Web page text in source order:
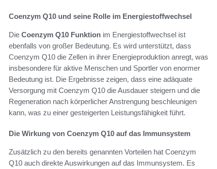
Coenzym Q10 und seine Rolle im Energiestoffwechsel
Die Coenzym Q10 Funktion im Energiestoffwechsel ist
ebenfalls von großer Bedeutung. Es wird unterstützt, dass
Coenzym Q10 die Zellen in ihrer Energieproduktion anregt, was
insbesondere für aktive Menschen und Sportler von enormer
Bedeutung ist. Die Ergebnisse zeigen, dass eine adäquate
Versorgung mit Coenzym Q10 die Ausdauer steigern und die
Regeneration nach körperlicher Anstrengung beschleunigen
kann, was zu einer gesteigerten Leistungsfähigkeit führt.
Die Wirkung von Coenzym Q10 auf das Immunsystem
Zusätzlich zu den bereits genannten Vorteilen hat Coenzym
Q10 auch direkte Auswirkungen auf das Immunsystem. Es